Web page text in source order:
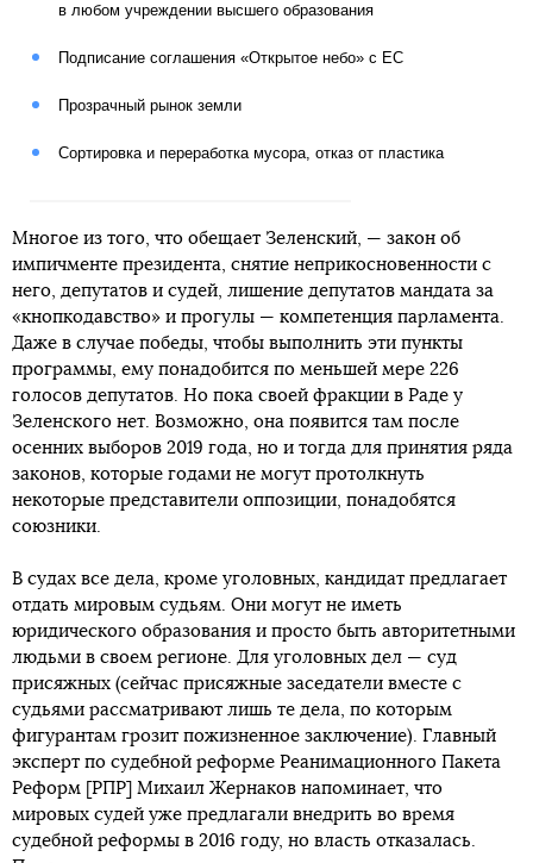
в любом учреждении высшего образования
Подписание соглашения «Открытое небо» с ЕС
Прозрачный рынок земли
Сортировка и переработка мусора, отказ от пластика
Многое из того, что обещает Зеленский, — закон об
импичменте президента, снятие неприкосновенности с
него, депутатов и судей, лишение депутатов мандата за
«кнопкодавство» и прогулы — компетенция парламента.
Даже в случае победы, чтобы выполнить эти пункты
программы, ему понадобится по меньшей мере 226
голосов депутатов. Но пока своей фракции в Раде у
Зеленского нет. Возможно, она появится там после
осенних выборов 2019 года, но и тогда для принятия ряда
законов, которые годами не могут протолкнуть
некоторые представители оппозиции, понадобятся
союзники.
В судах все дела, кроме уголовных, кандидат предлагает
отдать мировым судьям. Они могут не иметь
юридического образования и просто быть авторитетными
людьми в своем регионе. Для уголовных дел — суд
присяжных (сейчас присяжные заседатели вместе с
судьями рассматривают лишь те дела, по которым
фигурантам грозит пожизненное заключение). Главный
эксперт по судебной реформе Реанимационного Пакета
Реформ [РПР] Михаил Жернаков напоминает, что
мировых судей уже предлагали внедрить во время
судебной реформы в 2016 году, но власть отказалась.